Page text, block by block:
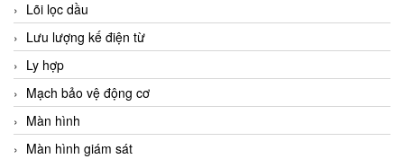
Lõi lọc dầu
Lưu lượng kế điện từ
Ly hợp
Mạch bảo vệ động cơ
Màn hình
Màn hình giám sát